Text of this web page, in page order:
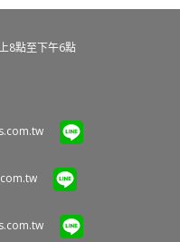
8點至下午6點